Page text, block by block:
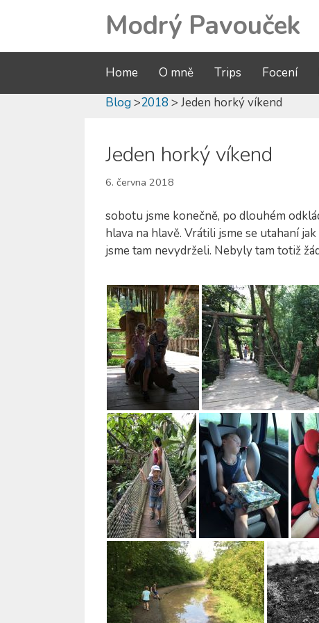
Modrý Pavouček
Home O mně Trips Focení
Blog >2018 > Jeden horký víkend
Jeden horký víkend
6. června 2018
sobotu jsme konečně, po dlouhém
hlava na hlavě. Vrátili jsme se utahaní
jsme tam nevydrželi. Nebyly tam totiž